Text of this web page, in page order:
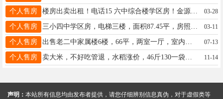
个人售房 03-28
个人售房 03-11
个人售房 07-13
个人售房 卖大米，不好吃管退，水稻涨价，46斤130一袋，自家种的富饶河水，还有陈年纯粮白酒，15046581259 11-14
声明： 本站所有信息均由发布者提供，请您仔细辨别信息真伪，对于虚假类等